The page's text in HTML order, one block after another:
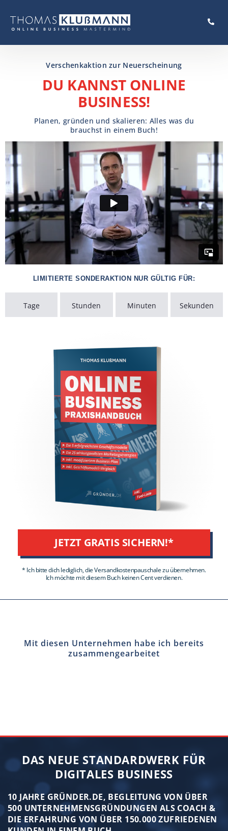
Verschenkaktion zur Neuerscheinung
DU KANNST ONLINE
BUSINESS!
Planen, gründen und skalieren: Alles was du
brauchst in einem Buch!
LIMITIERTE SONDERAKTION NUR GÜLTIG FÜR:
Tage Stunden Minuten Sekunden
JETZT GRATIS SICHERN!*
* Ich bitte dich lediglich, die Versandkostenpauschale zu übernehmen.
Ich möchte mit diesem Buch keinen Cent verdienen.
Mit diesen Unternehmen habe ich bereits
zusammengearbeitet
DAS NEUE STANDARDWERK FÜR
DIGITALES BUSINESS
10 JAHRE GRÜNDER.DE, BEGLEITUNG VON ÜBER
500 UNTERNEHMENSGRÜNDUNGEN ALS COACH &
DIE ERFAHRUNG VON ÜBER 150.000 ZUFRIEDENEN